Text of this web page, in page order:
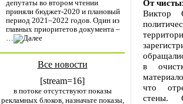
депутаты во втором чтении
приняли бюджет-2020 и плановый
период 2021–2022 годов. Один из
главных приоритетов документа –
…
Все новости
[stream=16]
в потоке отсутствуют показы
рекламных блоков, назначьте показы,
От
Виктор
в
что
стены.